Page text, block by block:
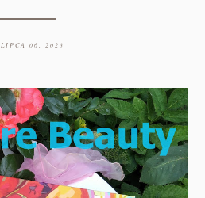
LIPCA 06, 2023